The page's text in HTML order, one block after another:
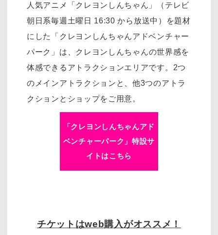
人気アニメ「クレヨンしんちゃん」（テレビ
朝日系毎週土曜日 16:30 から放送中）を題材
にした「クレヨンしんちゃんアドベンチャー
パーク」は、
クレヨンしんちゃんの世界感を
体感できるアトラクションエリアです。 2つ
のメインアトラクションと、他3つのアトラ
クションとショップをご用意。
「クレヨンしんちゃんアド
ベンチャーパーク」特設サ
イトはこちら
チケットはweb購入がオススメ！